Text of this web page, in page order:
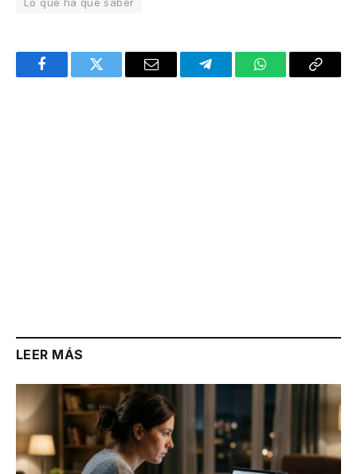
FacebookTwitter Email TelegramWhatsAppCopy
LEER MÁS